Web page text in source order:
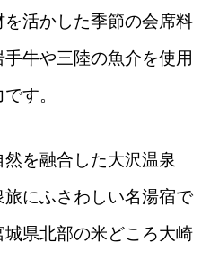
活かした季節の会席料
牛や三陸の魚介を使用
す。
を融合した大沢温泉
にふさわしい名湯宿で
県北部の米どころ大崎